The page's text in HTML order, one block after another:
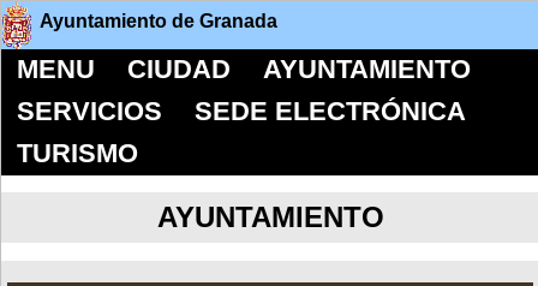
Ayuntamiento de Granada
MENU CIUDAD
AYUNTAMIENTO
SERVICIOS
SEDE ELECTRÓNICA
TURISMO
AYUNTAMIENTO